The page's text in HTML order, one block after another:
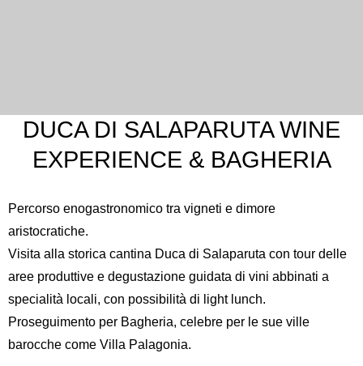
DUCA DI SALAPARUTA WINE
EXPERIENCE & BAGHERIA
Percorso enogastronomico tra vigneti e dimore
aristocratiche.
Visita alla storica cantina Duca di Salaparuta con tour delle
aree produttive e degustazione guidata di vini abbinati a
specialità locali, con possibilità di light lunch.
Proseguimento per Bagheria, celebre per le sue ville
barocche come Villa Palagonia.